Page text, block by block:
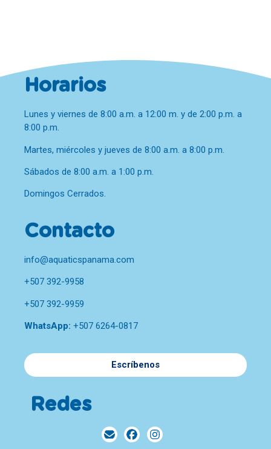
Horarios
Lunes y viernes de 8:00 a.m. a 12:00 m. y de 2:00 p.m. a
8:00 p.m.
Martes, miércoles y jueves de 8:00 a.m. a 8:00 p.m.
Sábados de 8:00 a.m. a 1:00 p.m.
Domingos Cerrados.
Contacto
info@aquaticspanama.com
+507 392-9958
+507 392-9959
WhatsApp: +507 6264-0817
Escríbenos
Redes